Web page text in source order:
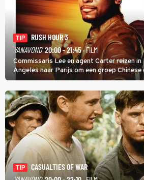
TIP
RUSH HOUR 3
VANAVOND 20:00 - 21:45· FILM
Commissaris Lee en agent Carter reizen in
Angeles naar Parijs om een groep
hand aan te pakken.
TIP
CASUALTIES OF WAR